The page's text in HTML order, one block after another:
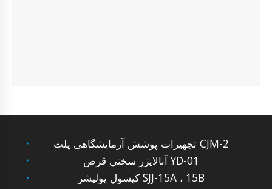
تجهیزات پوشش آزمایشگاهی پلت CJM-2
آنالایزر سختی قرص YD-01
کپسول پولیشر SJJ-15A ، 15B